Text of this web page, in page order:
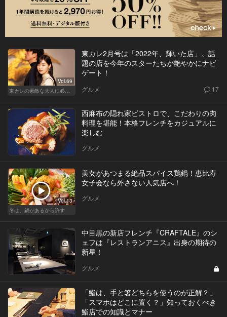
Vol.69
東カレの素敵な大人に必要なこと
東カレ2月号は「2022年、輝いた店」。話
題の店を今年のスターたちが艶やかにナビ
ゲート！
グルメ 17
西麻布の隠れ家ビストロで、こだわりの肉
料理を堪能！本格フレンチをカジュアルに
楽しむ
グルメ
Vol.13
冬は、鍋があるから許す
美女があつまる絶品スパイス鶏鍋！恵比寿
女子会なら外さない人気店へ！
グルメ
中目黒の新店フレンチ『CRAFTALE』のシ
ェフは『レストランアニス』出身の期待の
新星！
グルメ
「鮨は、手と箸どちらを使うのが正解？」
「スマホはどこに置く？」知っておくべき
鮨店での知識とマナー